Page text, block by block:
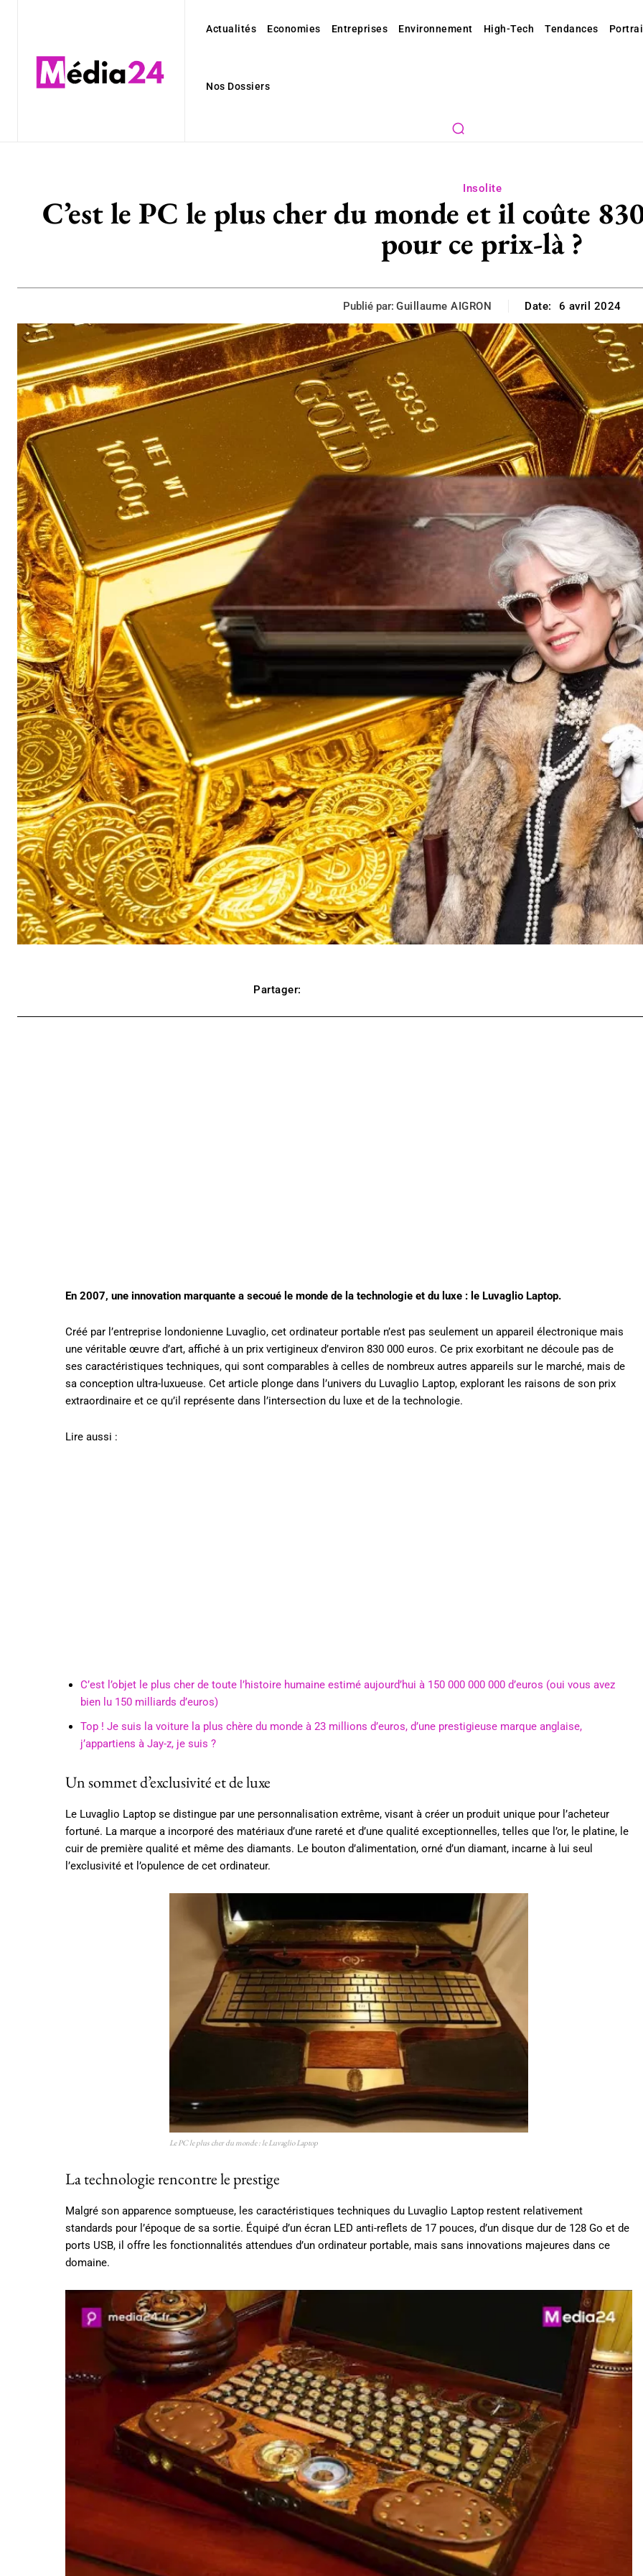
Actualités Economies Entreprises Environnement High-Tech Tendances
Nos Dossiers
Insolite
C’est le PC le plus cher du monde et il coûte
pour ce prix-là ?
Publié par: Guillaume AIGRON Date: 6 avril 2024
Partager:
En 2007, une innovation marquante a secoué le monde de la technologie et du luxe : le Luvaglio Laptop.
Créé par l’entreprise londonienne Luvaglio, cet ordinateur portable n’est pas seulement un appareil électronique mais
une véritable œuvre d’art, affiché à un prix vertigineux d’environ 830 000 euros. Ce prix exorbitant ne découle pas de
ses caractéristiques techniques, qui sont comparables à celles de nombreux autres appareils sur le marché, mais de
sa conception ultra-luxueuse. Cet article plonge dans l’univers du Luvaglio Laptop, explorant les raisons de son prix
extraordinaire et ce qu’il représente dans l’intersection du luxe et de la technologie.
Lire aussi :
C’est l’objet le plus cher de toute l’histoire humaine estimé aujourd’hui à 150 000 000 000 d’euros (oui vous avez
bien lu 150 milliards d’euros)
Top ! Je suis la voiture la plus chère du monde à 23 millions d’euros, d’une prestigieuse marque anglaise,
j’appartiens à Jay-z, je suis ?
Un sommet d’exclusivité et de luxe
Le Luvaglio Laptop se distingue par une personnalisation extrême, visant à créer un produit unique pour l’acheteur
fortuné. La marque a incorporé des matériaux d’une rareté et d’une qualité exceptionnelles, telles que l’or, le platine, le
cuir de première qualité et même des diamants. Le bouton d’alimentation, orné d’un diamant, incarne à lui seul
l’exclusivité et l’opulence de cet ordinateur.
Le PC le plus cher du monde : le Luvaglio Laptop
La technologie rencontre le prestige
Malgré son apparence somptueuse, les caractéristiques techniques du Luvaglio Laptop restent relativement
standards pour l’époque de sa sortie. Équipé d’un écran LED anti-reflets de 17 pouces, d’un disque dur de 128 Go et de
ports USB, il offre les fonctionnalités attendues d’un ordinateur portable, mais sans innovations majeures dans ce
domaine.